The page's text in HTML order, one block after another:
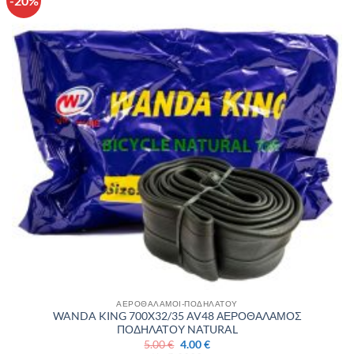
ΑΕΡΟΘΑΛΑΜΟΙ-ΠΟΔΗΛΑΤΟΥ
WANDA KING 700X32/35 AV48 ΑΕΡΟΘΑΛΑΜΟΣ
ΠΟΔΗΛΑΤΟΥ NATURAL
5.00€ Original
4.00€Η